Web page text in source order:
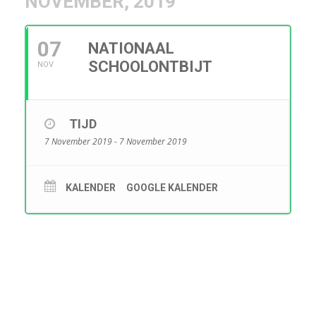
07
NOV
NATIONAAL
SCHOOLONTBIJT
TIJD
7 November 2019 - 7 November 2019
KALENDER GOOGLE KALENDER